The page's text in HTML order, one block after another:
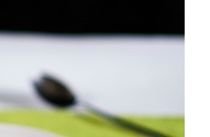
y 100% natural. Es el
se...